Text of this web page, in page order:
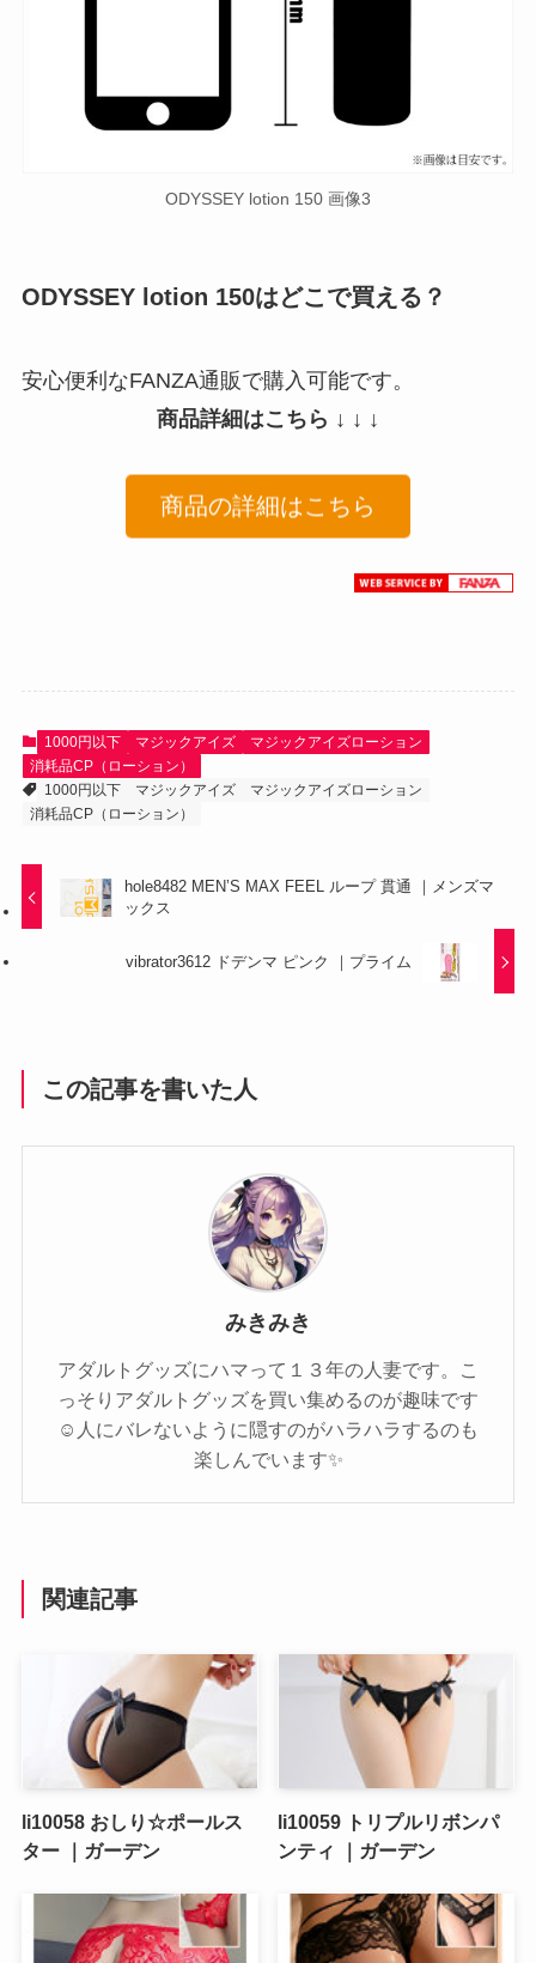
ODYSSEY lotion 150 画像3
ODYSSEY lotion 150はどこで買える？
安心便利なFANZA通販で購入可能です。
商品詳細はこちら ↓ ↓ ↓
商品の詳細はこちら
1000円以下 マジックアイズ
マジックアイズローション
消耗品CP（ローション）
1000円以下
マジックアイズ
マジックアイズローション
消耗品CP（ローション）
hole8482 MEN’S MAX FEEL ループ 貫通 ｜メンズマ
ックス
vibrator3612 ドデンマ ピンク ｜プライム
この記事を書いた人
みきみき
アダルトグッズにハマって１３年の人妻です。こ
っそりアダルトグッズを買い集めるのが趣味です
☺️人にバレないように隠すのがハラハラするのも
楽しんでいます✨️
関連記事
li10058 おしり☆ポールス
ター ｜ガーデン
li10059 トリプルリボンパ
ンティ ｜ガーデン